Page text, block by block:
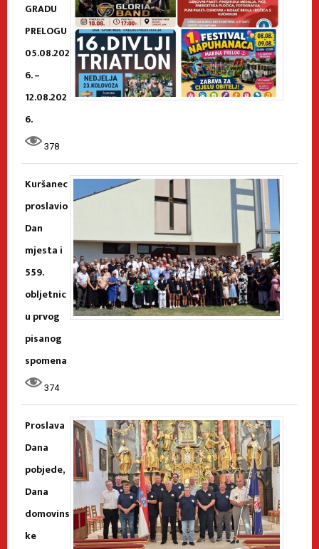
GRADU
PRELOGU
05.08.202
6. –
12.08.202
6.
378
Kuršanec
proslavio
Dan
mjesta i
559.
obljetnic
u prvog
pisanog
spomena
374
Proslava
Dana
pobjede,
Dana
domovins
ke